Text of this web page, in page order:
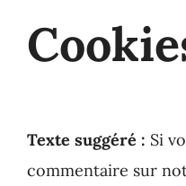
Texte suggéré : Si
commentaire sur